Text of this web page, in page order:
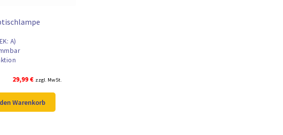
A)
Ursprünglicher
war:
69,98 €
29,99€Aktueller
ist:
29,99 €.
zzgl. MwSt.
Warenkorb